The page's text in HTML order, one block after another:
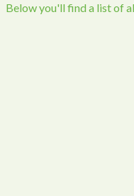
Below you'll find a list of